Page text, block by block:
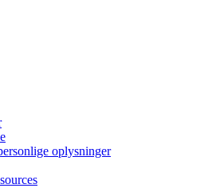
oplysninger